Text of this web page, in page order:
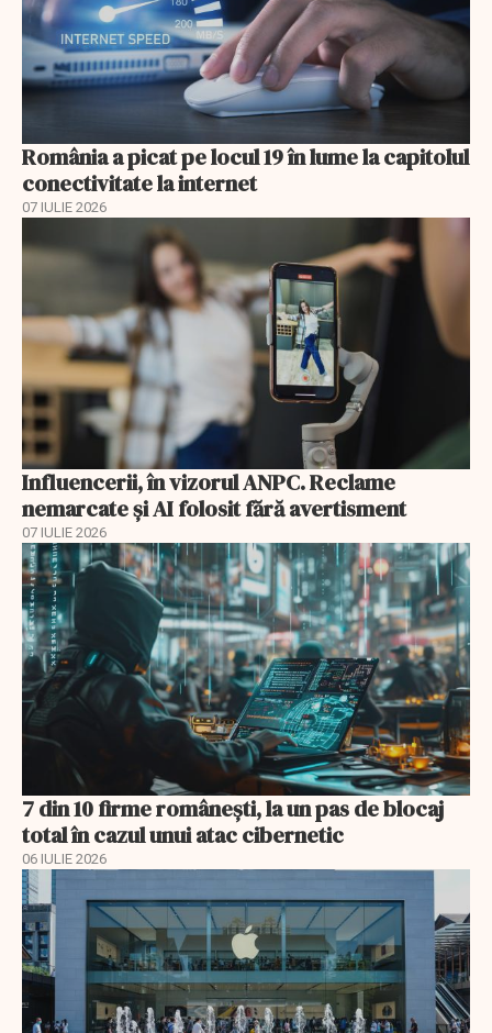
România a picat pe locul 19 în lume la capitolul
conectivitate la internet
07 IULIE 2026
Influencerii, în vizorul ANPC. Reclame
nemarcate și AI folosit fără avertisment
07 IULIE 2026
7 din 10 firme românești, la un pas de blocaj
total în cazul unui atac cibernetic
06 IULIE 2026